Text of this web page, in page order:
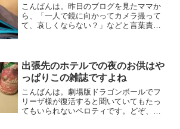
こんばんは。昨日のブログを見たママか
ら、「一人で鏡に向かってカメラ撮って
て、哀しくならない？」などと言葉責め
た。[ コールマン col...
出張先のホテルでの夜のお供はや
っぱりこの雑誌ですよね
こんばんは。劇場版ドラゴンボールでフ
リーザ様が復活すると聞いていてもたっ
てもいられないペロティです。どぞ、よ